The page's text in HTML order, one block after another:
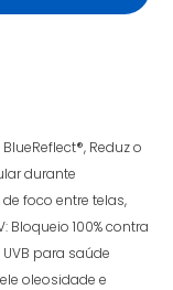
Reduz o
durante
foco entre telas,
Bloqueio 100% contra
UVB para saúde
oleosidade e